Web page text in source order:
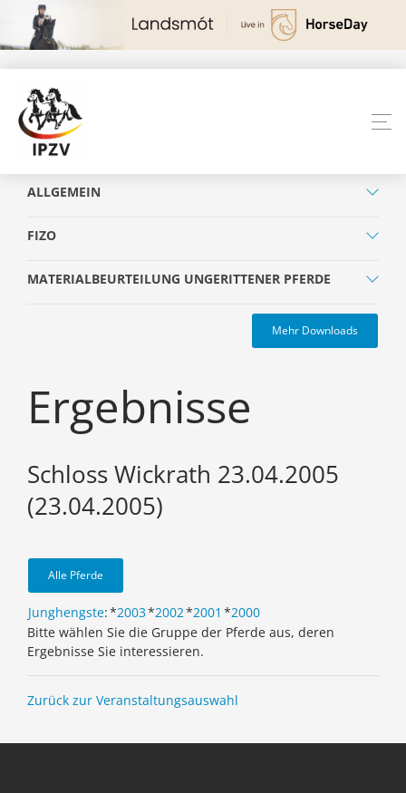
ALLGEMEIN
FIZO
MATERIALBEURTEILUNG UNGERITTENER PFERDE
Mehr Downloads
Ergebnisse
Schloss Wickrath 23.04.2005
(23.04.2005)
Alle Pferde
Junghengste:*2003*2002*2001 *2000
Bitte wählen Sie die Gruppe der Pferde aus, deren
Ergebnisse Sie interessieren.
Zurück zur Veranstaltungsauswahl